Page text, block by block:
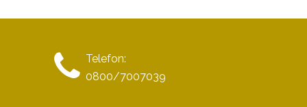
Telefon:
0800/7007039